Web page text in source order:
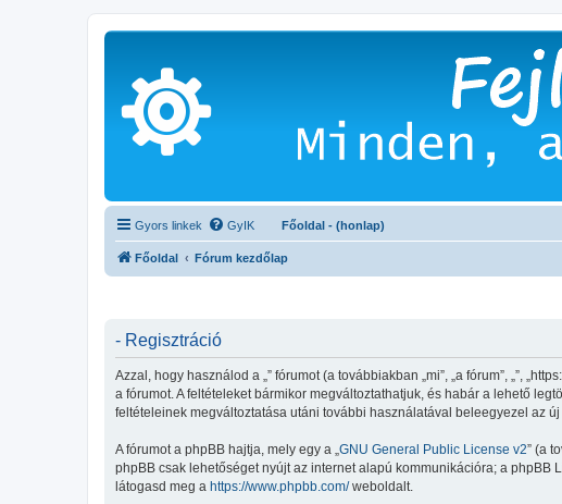
Gyors linkek GyIK Főoldal - (honlap)
Főoldal Fórum kezdőlap
- Regisztráció
Azzal, hogy használod a „” fórumot (a továbbiakban „mi”, „a fórum”, „”,
a fórumot. A feltételeket bármikor megváltoztathatjuk, és habár a lehető
feltételeinek megváltoztatása utáni további használatával beleegyezel az új
A fórumot a phpBB hajtja, mely egy a „ GNU General Public License v2” (a
phpBB csak lehetőséget nyújt az internet alapú kommunikációra; a phpBB
látogasd meg a https://www.phpbb.com/weboldalt.